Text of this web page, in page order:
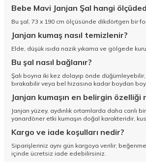
Bebe Mavi Janjan Şal hangi
Bu şal, 73 x 190 cm ölçüsünde dikdörtgen bir
Janjan kumaş nasıl temizlenir?
Elde, düşük ısıda nazik yıkama ve gölgede
Bu şal nasıl bağlanır?
Şalı boyna iki kez dolayıp önde
bırakabilir veya bel hizasına kadar boydan
Janjan kumaşın en belirgin özelliği
Janjan yüzey, aydınlık ortamlarda daha canlı
yanardöner etki kumaşın doğal karakteridir,
Kargo ve iade koşulları nedir?
Siparişleriniz aynı gün kargoya verilir;
içinde ücretsiz iade edebilirsiniz.